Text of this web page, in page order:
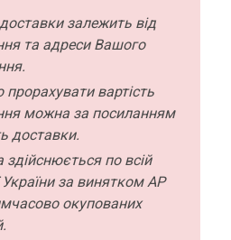
залежить від
та адреси Вашого
вартість
можна за посиланням
доставки.
по всій
України за винятком АР
окупованих